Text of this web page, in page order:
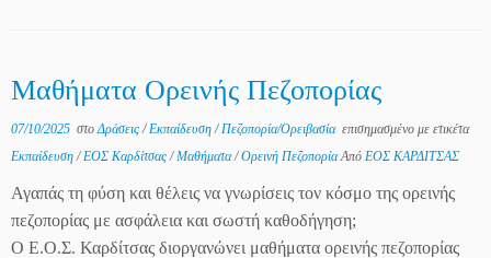
Μαθήματα Ορεινής Πεζοπορίας
07/10/2025 στοΔράσεις/Εκπαίδευση/Πεζοπορία/Ορειβασία επισημασμένο με ετικέτα
Εκπαίδευση/ΕΟΣ Καρδίτσας/Μαθήματα/Ορεινή ΠεζοπορίαΑπό ΕΟΣ ΚΑΡΔΙΤΣΑΣ
Αγαπάς τη φύση και θέλεις να γνωρίσεις τον κόσμο της ορεινής
πεζοπορίας με ασφάλεια και σωστή καθοδήγηση;
Ο Ε.Ο.Σ. Καρδίτσας διοργανώνει μαθήματα ορεινής πεζοπορίας